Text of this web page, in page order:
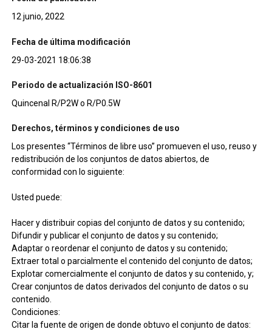
12 junio, 2022
Fecha de última modificación
29-03-2021 18:06:38
Periodo de actualización ISO-8601
Quincenal R/P2W o R/P0.5W
Derechos, términos y condiciones de uso
Los presentes “Términos de libre uso” promueven el uso, reuso y
redistribución de los conjuntos de datos abiertos, de
conformidad con lo siguiente:
Usted puede:
Hacer y distribuir copias del conjunto de datos y su contenido;
Difundir y publicar el conjunto de datos y su contenido;
Adaptar o reordenar el conjunto de datos y su contenido;
Extraer total o parcialmente el contenido del conjunto de datos;
Explotar comercialmente el conjunto de datos y su contenido, y;
Crear conjuntos de datos derivados del conjunto de datos o su
contenido.
Condiciones:
Citar la fuente de origen de donde obtuvo el conjunto de datos: